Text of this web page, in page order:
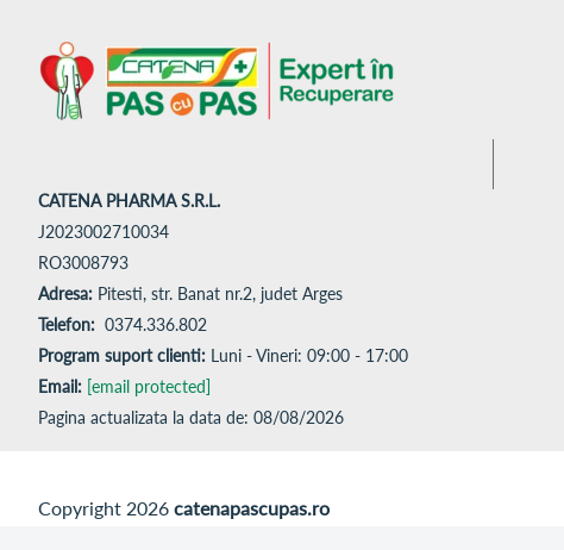
CATENA PHARMA S.R.L.
J2023002710034
RO3008793
Adresa: Pitesti, str. Banat nr.2, judet Arges
Telefon: 0374.336.802
Program suport clienti: Luni - Vineri: 09:00 - 17:00
Email: [email protected]
Pagina actualizata la data de: 08/08/2026
Copyright 2026 catenapascupas.ro